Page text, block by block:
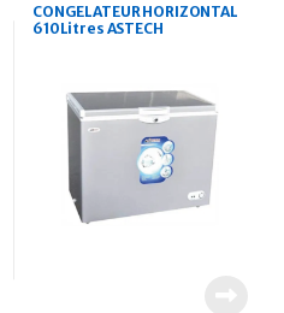
CONGELATEUR HORIZONTAL
610Litres ASTECH